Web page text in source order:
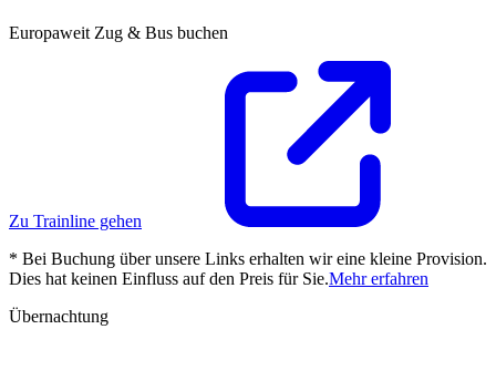
Europaweit Zug & Bus buchen
Zu Trainline gehen
* Bei Buchung über unsere Links erhalten wir eine kleine Provision.
Dies hat keinen Einfluss auf den Preis für Sie.Mehr erfahren
Übernachtung